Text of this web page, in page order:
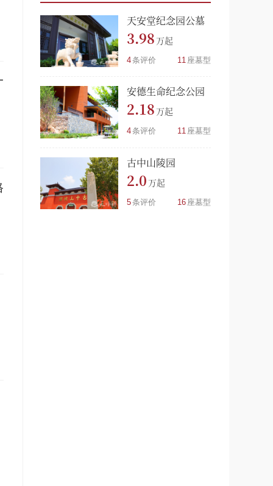
天安堂纪念园公墓
3.98
4条评价 11 座墓型
安德生命纪念公园
2.18
4条评价 11 座墓型
古中山陵园
2.0
5条评价 16 座墓型